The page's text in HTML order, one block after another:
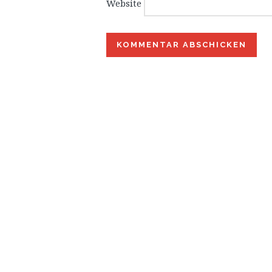
Website